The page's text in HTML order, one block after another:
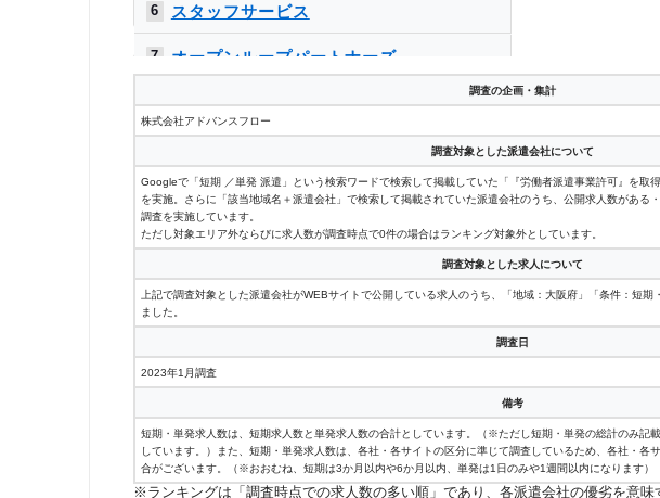
6 スタッフサービス
7 オープンループパートナーズ
8 サンレディース
10 テクノ・サービス
11 ジョブコレ
12 パソナ
13 リクルートスタッフィング
14 バイトレ
14 アデコ
16 ウィルオブ
調査の企画・集計
株式会社アドバンスフロー
調査対象とした派遣会社について
Googleで「短期 ／単発 派遣」という検索ワードで検索して掲載していた「『労働者派遣事業許可』を取
を実施。さらに「該当地域名＋派遣会社」で検索して掲載されていた派遣会社のうち、公開求人数がある
調査を実施しています。
ただし対象エリア外ならびに求人数が調査時点で0件の場合はランキング対象外としています。
調査対象とした求人について
上記で調査対象とした派遣会社がWEBサイトで公開している求人のうち、「地域：大阪府」「条件：短期
ました。
調査日
2023年1月調査
備考
短期・単発求人数は、短期求人数と単発求人数の合計としています。（※ただし短期・単発の総計のみ記
しています。）また、短期・単発求人数は、各社・各サイトの区分に準じて調査しているため、各社・各
合がございます。（※おおむね、短期は3か月以内や6か月以内、単発は1日のみや1週間以内になります）
※ランキングは「調査時点での求人数の多い順」であり、各派遣会社の優劣を意